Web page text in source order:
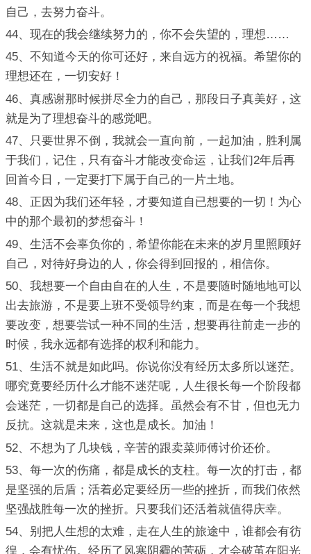
自己，去努力奋斗。
44、现在的我会继续努力的，你不会失望的，理想……
45、不知道今天的你可还好，来自远方的祝福。希望你的
理想还在，一切安好！
46、真感谢那时候拼尽全力的自己，那段日子真美好，这
就是为了理想奋斗的感觉吧。
47、只要世界不倒，我就会一直向前，一起加油，胜利属
于我们，记住，只有奋斗才能改变命运，让我们2年后再
回首今日，一定要打下属于自己的一片土地。
48、正因为我们还年轻，才要知道自已想要的一切！为心
中的那个最初的梦想奋斗！
49、生活不会辜负你的，希望你能在未来的岁月里照顾好
自己，对待好身边的人，你会得到回报的，相信你。
50、我想要一个自由自在的人生，不是要随时随地地可以
出去旅游，不是要上班不受领导约束，而是在每一个我想
要改变，想要尝试一种不同的生活，想要再往前走一步的
时候，我永远都有选择的权利和能力。
51、生活不就是如此吗。你说你没有经历太多所以迷茫。
哪究竟要经历什么才能不迷茫呢，人生很长每一个阶段都
会迷茫，一切都是自己的选择。虽然会有不甘，但也无力
反抗。这就是未来，这也是成长。加油！
52、不想为了几块钱，辛苦的跟卖菜师傅讨价还价。
53、每一次的伤痛，都是成长的支柱。每一次的打击，都
是坚强的后盾；活着必定要经历一些的挫折，而我们依然
坚强战胜每一次的挫折。只要我们还活着就值得庆幸。
54、别把人生想的太难，走在人生的旅途中，谁都会有彷
徨，会有忧伤。经历了风寒阴霾的苦砺，才会破茧在阳光